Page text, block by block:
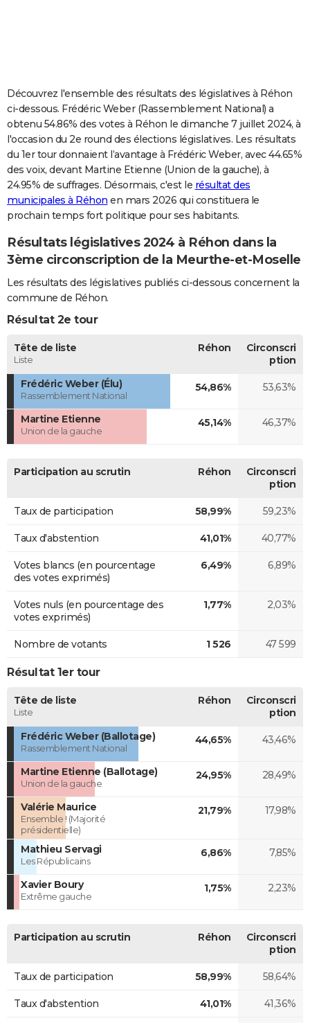
CARTE DE VOEUX
Carte de Noël
Carte Bonne année
Carte Saint-Valentin
Carte Pâques
Carte d'anniversaire
DICTIONNAIRE
Dictionnaire
Biographies
Citations
Expressions
Proverbes
PROGRAMME TV
COPAINS D'AVANT
S'inscrire
Se connecter
Lycées
Collèges
Primaires
Universités
Entreprises
Service militaire
Avis de recherche
AVIS DE DÉCÈS
FORUM
Bricolage
Lifestyle
Culture
Sport
Auto
Television
Voyage
Cinema
Découvrez l'ensemble des résultats des législatives à Réhon
ci-dessous. Frédéric Weber (Rassemblement National) a
obtenu 54.86% des votes à Réhon le dimanche 7 juillet 2024, à
l'occasion du 2e round des élections législatives. Les résultats
du 1er tour donnaient l’avantage à Frédéric Weber, avec 44.65%
des voix, devant Martine Etienne (Union de la gauche), à
24.95% de suffrages. Désormais, c'est le résultat des
municipales à Réhon en mars 2026 qui constituera le
prochain temps fort politique pour ses habitants.
Résultats législatives 2024 à Réhon dans la
3ème circonscription de la Meurthe-et-Moselle
Les résultats des législatives publiés ci-dessous concernent la
commune de Réhon.
Résultat 2e tour
Tête de liste
Liste
Réhon
Circonscri
ption
Frédéric Weber (Élu)
Rassemblement National
54,86% 53,63%
Martine Etienne
Union de la gauche
45,14% 46,37%
Participation au scrutin Réhon
Circonscri
ption
Taux de participation 58,99% 59,23%
Taux d'abstention 41,01% 40,77%
Votes blancs (en pourcentage
des votes exprimés)
6,49% 6,89%
Votes nuls (en pourcentage des
votes exprimés)
1,77% 2,03%
Nombre de votants 1 526 47 599
Résultat 1er tour
Tête de liste
Liste
Réhon
Circonscri
ption
Frédéric Weber (Ballotage)
Rassemblement National
44,65% 43,46%
Martine Etienne (Ballotage)
Union de la gauche
24,95% 28,49%
Valérie Maurice
Ensemble ! (Majorité
présidentielle)
21,79% 17,98%
Mathieu Servagi
Les Républicains
6,86% 7,85%
Xavier Boury
Extrême gauche
1,75% 2,23%
Participation au scrutin Réhon
Circonscri
ption
Taux de participation 58,99% 58,64%
Taux d'abstention 41,01% 41,36%